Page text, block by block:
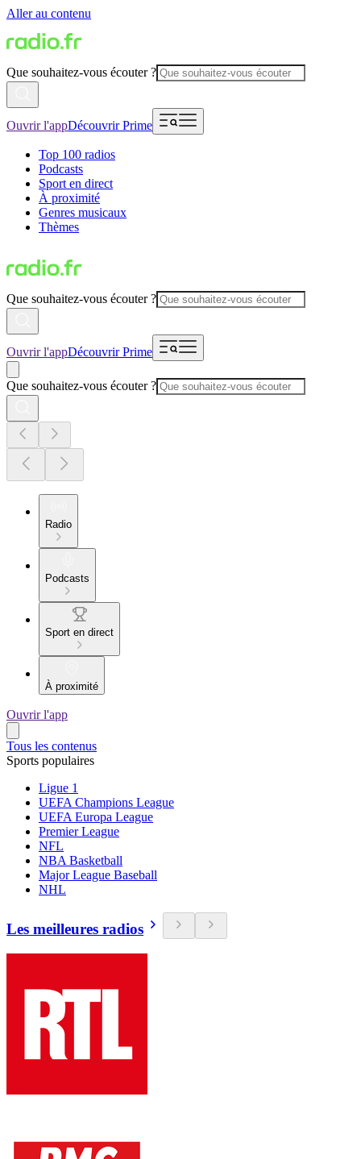
Aller au contenu
Que souhaitez-vous écouter ?
Ouvrir l'appDécouvrir Prime
Top 100 radios
Podcasts
Sport en direct
À proximité
Genres musicaux
Thèmes
Que souhaitez-vous écouter ?
Ouvrir l'appDécouvrir Prime
Que souhaitez-vous écouter ?
Radio
Podcasts
Sport en direct
À proximité
Ouvrir l'app
Tous les contenus
Sports populaires
Ligue 1
UEFA Champions League
UEFA Europa League
Premier League
NFL
NBA Basketball
Major League Baseball
NHL
Les meilleures radios